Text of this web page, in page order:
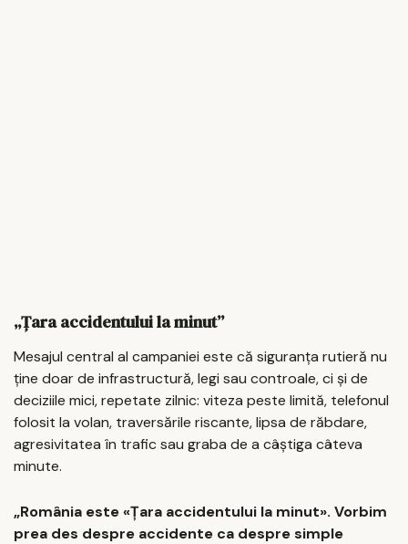
„Țara accidentului la minut”
Mesajul central al campaniei este că siguranța rutieră nu
ține doar de infrastructură, legi sau controale, ci și de
deciziile mici, repetate zilnic: viteza peste limită, telefonul
folosit la volan, traversările riscante, lipsa de răbdare,
agresivitatea în trafic sau graba de a câștiga câteva
minute.
„România este «Țara accidentului la minut». Vorbim
prea des despre accidente ca despre simple